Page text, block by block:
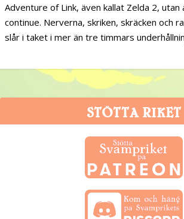
Adventure of Link, även kallat Zelda 2,
continue. Nerverna, skriken, skräcken och
slår i taket i mer än tre timmars
STÖTTA RIKET